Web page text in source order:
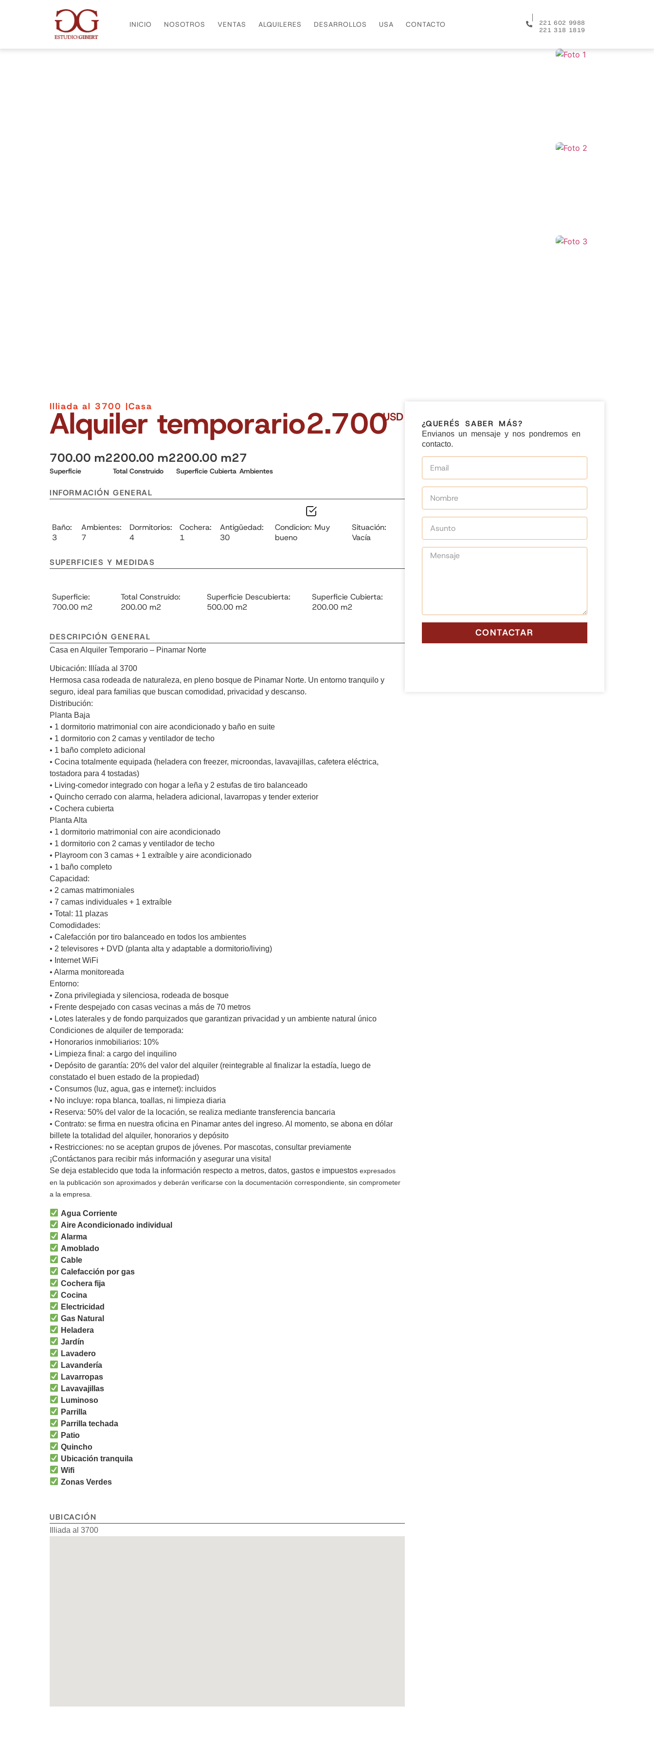
INICIO NOSOTROS VENTAS ALQUILERES DESARROLLOS USA CONTACTO
221 602 9988
221 318 1819
Illiada al 3700 |Casa
Alquiler temporario2.700USD
700.00 m2
Superficie
200.00 m2
Total Construido
200.00 m2
Superficie Cubierta
7
Ambientes
INFORMACIÓN GENERAL
Baño:
3
Ambientes:
7
Dormitorios:
4
Cochera:
1
Antigüedad:
30
Condicion: Muy
bueno
Situación:
Vacía
SUPERFICIES Y MEDIDAS
Superficie:
700.00 m2
Total Construido:
200.00 m2
Superficie Descubierta:
500.00 m2
Superficie Cubierta:
200.00 m2
DESCRIPCIÓN GENERAL
Casa en Alquiler Temporario – Pinamar Norte
Ubicación: Illíada al 3700
Hermosa casa rodeada de naturaleza, en pleno bosque de Pinamar Norte. Un entorno tranquilo y
seguro, ideal para familias que buscan comodidad, privacidad y descanso.
Distribución:
Planta Baja
• 1 dormitorio matrimonial con aire acondicionado y baño en suite
• 1 dormitorio con 2 camas y ventilador de techo
• 1 baño completo adicional
• Cocina totalmente equipada (heladera con freezer, microondas, lavavajillas, cafetera eléctrica,
tostadora para 4 tostadas)
• Living-comedor integrado con hogar a leña y 2 estufas de tiro balanceado
• Quincho cerrado con alarma, heladera adicional, lavarropas y tender exterior
• Cochera cubierta
Planta Alta
• 1 dormitorio matrimonial con aire acondicionado
• 1 dormitorio con 2 camas y ventilador de techo
• Playroom con 3 camas + 1 extraíble y aire acondicionado
• 1 baño completo
Capacidad:
• 2 camas matrimoniales
• 7 camas individuales + 1 extraíble
• Total: 11 plazas
Comodidades:
• Calefacción por tiro balanceado en todos los ambientes
• 2 televisores + DVD (planta alta y adaptable a dormitorio/living)
• Internet WiFi
• Alarma monitoreada
Entorno:
• Zona privilegiada y silenciosa, rodeada de bosque
• Frente despejado con casas vecinas a más de 70 metros
• Lotes laterales y de fondo parquizados que garantizan privacidad y un ambiente natural único
Condiciones de alquiler de temporada:
• Honorarios inmobiliarios: 10%
• Limpieza final: a cargo del inquilino
• Depósito de garantía: 20% del valor del alquiler (reintegrable al finalizar la estadía, luego de
constatado el buen estado de la propiedad)
• Consumos (luz, agua, gas e internet): incluidos
• No incluye: ropa blanca, toallas, ni limpieza diaria
• Reserva: 50% del valor de la locación, se realiza mediante transferencia bancaria
• Contrato: se firma en nuestra oficina en Pinamar antes del ingreso. Al momento, se abona en dólar
billete la totalidad del alquiler, honorarios y depósito
• Restricciones: no se aceptan grupos de jóvenes. Por mascotas, consultar previamente
¡Contáctanos para recibir más información y asegurar una visita!
Se deja establecido que toda la información respecto a metros, datos, gastos e impuestos expresados
en la publicación son aproximados y deberán verificarse con la documentación correspondiente, sin comprometer
a la empresa.
Agua Corriente
Aire Acondicionado individual
Alarma
Amoblado
Cable
Calefacción por gas
Cochera fija
Cocina
Electricidad
Gas Natural
Heladera
Jardín
Lavadero
Lavandería
Lavarropas
Lavavajillas
Luminoso
Parrilla
Parrilla techada
Patio
Quincho
Ubicación tranquila
Wifi
Zonas Verdes
UBICACIÓN
Illiada al 3700
¿QUERÉS SABER MÁS?
Envianos un mensaje y nos pondremos en
contacto.
CONTACTAR